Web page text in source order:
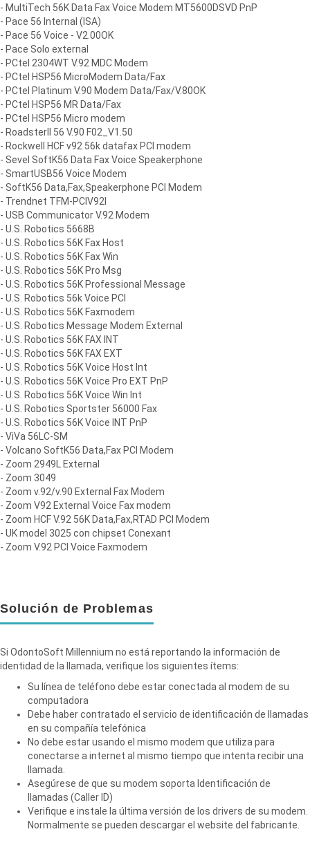
- MultiTech 56K Data Fax Voice Modem MT5600DSVD PnP
- Pace 56 Internal (ISA)
- Pace 56 Voice - V2.00OK
- Pace Solo external
- PCtel 2304WT V.92 MDC Modem
- PCtel HSP56 MicroModem Data/Fax
- PCtel Platinum V.90 Modem Data/Fax/V.80OK
- PCtel HSP56 MR Data/Fax
- PCtel HSP56 Micro modem
- RoadsterII 56 V.90 F02_V1.50
- Rockwell HCF v92 56k datafax PCI modem
- Sevel SoftK56 Data Fax Voice Speakerphone
- SmartUSB56 Voice Modem
- SoftK56 Data,Fax,Speakerphone PCI Modem
- Trendnet TFM-PCIV92I
- USB Communicator V.92 Modem
- U.S. Robotics 5668B
- U.S. Robotics 56K Fax Host
- U.S. Robotics 56K Fax Win
- U.S. Robotics 56K Pro Msg
- U.S. Robotics 56K Professional Message
- U.S. Robotics 56k Voice PCI
- U.S. Robotics 56K Faxmodem
- U.S. Robotics Message Modem External
- U.S. Robotics 56K FAX INT
- U.S. Robotics 56K FAX EXT
- U.S. Robotics 56K Voice Host Int
- U.S. Robotics 56K Voice Pro EXT PnP
- U.S. Robotics 56K Voice Win Int
- U.S. Robotics Sportster 56000 Fax
- U.S. Robotics 56K Voice INT PnP
- ViVa 56LC-SM
- Volcano SoftK56 Data,Fax PCI Modem
- Zoom 2949L External
- Zoom 3049
- Zoom v.92/v.90 External Fax Modem
- Zoom V92 External Voice Fax modem
- Zoom HCF V.92 56K Data,Fax,RTAD PCI Modem
- UK model 3025 con chipset Conexant
- Zoom V.92 PCI Voice Faxmodem
Solución de Problemas
Si OdontoSoft Millennium no está reportando la información de
identidad de la llamada, verifique los siguientes ítems:
Su línea de teléfono debe estar conectada al modem de su
computadora
Debe haber contratado el servicio de identificación de llamadas
en su compañía telefónica
No debe estar usando el mismo modem que utiliza para
conectarse a internet al mismo tiempo que intenta recibir una
llamada.
Asegúrese de que su modem soporta Identificación de
llamadas (Caller ID)
Verifique e instale la última versión de los drivers de su modem.
Normalmente se pueden descargar el website del fabricante.